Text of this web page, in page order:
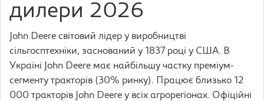
дилери 2026
John Deere світовий лідер у виробництві
сільгосптехніки, заснований у 1837 році у США. В
Україні John Deere має найбільшу частку преміум-
сегменту тракторів (30% ринку). Працює близько 12
000 тракторів John Deere у всіх агрорегіонах. Офіційні